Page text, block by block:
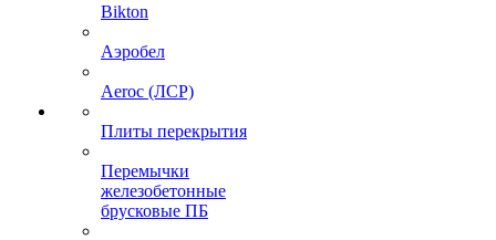
Bikton
Аэробел
Aeroc (ЛСР)
Плиты перекрытия
Перемычки
железобетонные
брусковые ПБ